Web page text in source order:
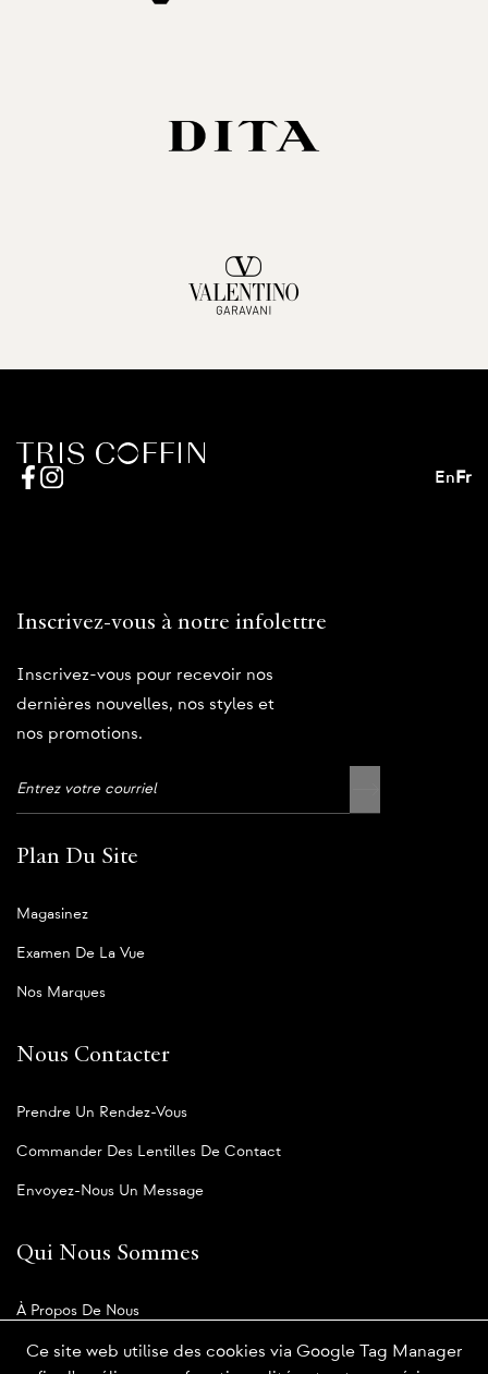
Ce site web utilise des cookies via Google Tag Manager
En Fr
Inscrivez-vous à notre infolettre
Inscrivez-vous pour recevoir nos
dernières nouvelles, nos styles et
nos promotions.
Plan Du Site
Magasinez
Examen De La Vue
Nos Marques
Nous Contacter
Prendre Un Rendez-Vous
Commander Des Lentilles De Contact
Envoyez-Nous Un Message
Qui Nous Sommes
À Propos De Nous
Notre Blogue